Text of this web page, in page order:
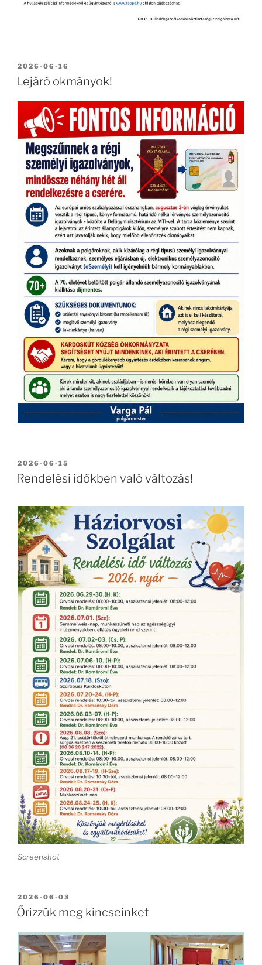
BEKÜLDVE:
2026-06-16
Lejáró okmányok!
BEKÜLDVE:
2026-06-15
Rendelési időkben való változás!
Screenshot
BEKÜLDVE:
2026-06-03
Őrizzük meg kincseinket